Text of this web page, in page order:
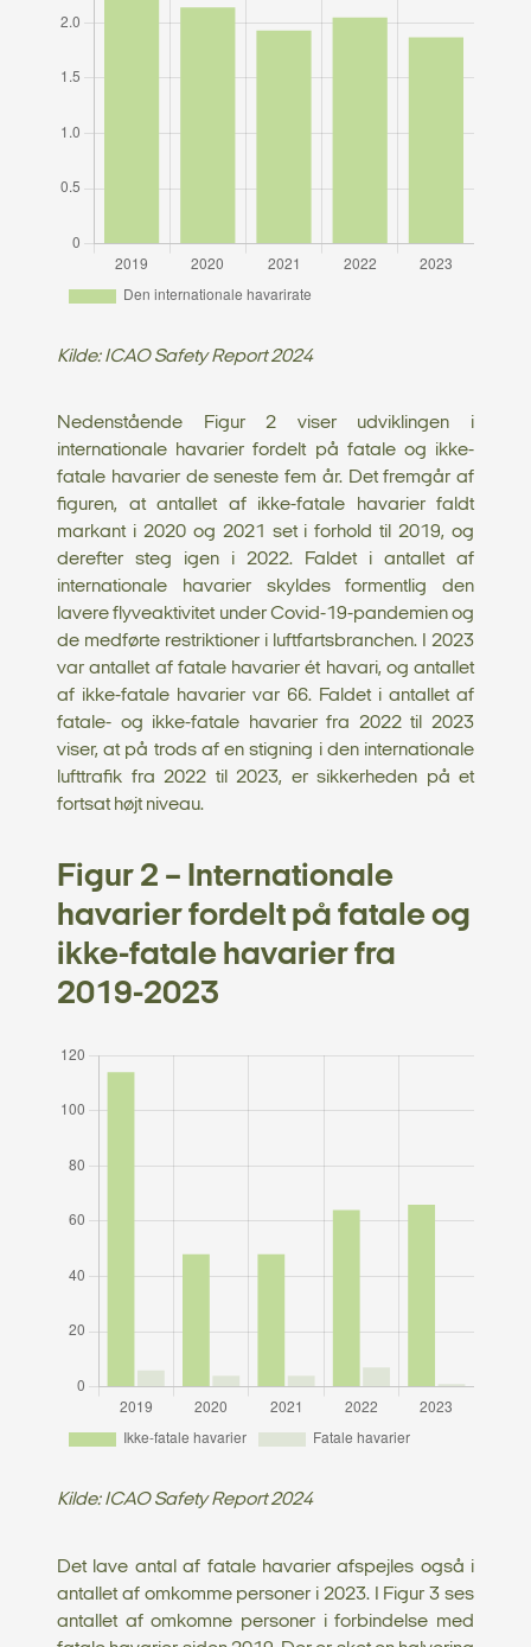
Kilde: ICAO Safety Report 2024
Nedenstående Figur 2 viser udviklingen i
internationale havarier fordelt på fatale og ikke-
fatale havarier de seneste fem år. Det fremgår af
figuren, at antallet af ikke-fatale havarier faldt
markant i 2020 og 2021 set i forhold til 2019, og
derefter steg igen i 2022. Faldet i antallet af
internationale havarier skyldes formentlig den
lavere flyveaktivitet under Covid-19-pandemien og
de medførte restriktioner i luftfartsbranchen. I 2023
var antallet af fatale havarier ét havari, og antallet
af ikke-fatale havarier var 66. Faldet i antallet af
fatale- og ikke-fatale havarier fra 2022 til 2023
viser, at på trods af en stigning i den internationale
lufttrafik fra 2022 til 2023, er sikkerheden på et
fortsat højt niveau.
Figur 2 – Internationale
havarier fordelt på fatale og
ikke-fatale havarier fra
2019-2023
Kilde: ICAO Safety Report 2024
Det lave antal af fatale havarier afspejles også i
antallet af omkomme personer i 2023. I Figur 3 ses
antallet af omkomne personer i forbindelse med